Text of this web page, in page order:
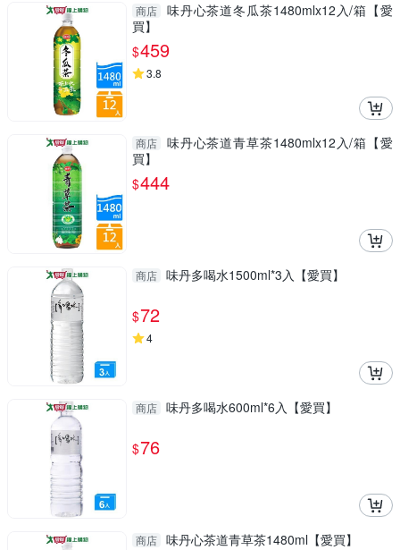
商店
味丹心茶道冬瓜茶1480mlx12入/箱【愛
買】
$459
3.8
商店
味丹心茶道青草茶1480mlx12入/箱【愛
買】
$444
商店 味丹多喝水1500ml*3入【愛買】
$72
4
商店 味丹多喝水600ml*6入【愛買】
$76
商店 味丹心茶道青草茶1480ml【愛買】